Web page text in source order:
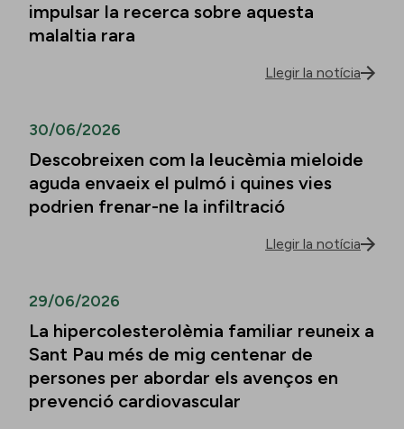
impulsar la recerca sobre aquesta
malaltia rara
Llegir la notícia
30/06/2026
Descobreixen com la leucèmia mieloide
aguda envaeix el pulmó i quines vies
podrien frenar-ne la infiltració
Llegir la notícia
29/06/2026
La hipercolesterolèmia familiar reuneix a
Sant Pau més de mig centenar de
persones per abordar els avenços en
prevenció cardiovascular